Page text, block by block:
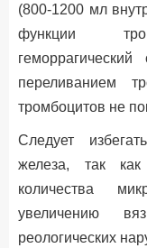
(800-1200 мл
функции
переливанием
тромбоцитов не
Следует
железа, так
количества
увеличению
реологических